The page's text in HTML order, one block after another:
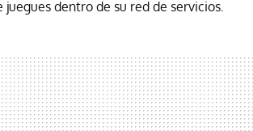
juegues dentro de su red de servicios.